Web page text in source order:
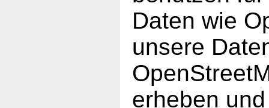
Daten wie
unsere
erheben